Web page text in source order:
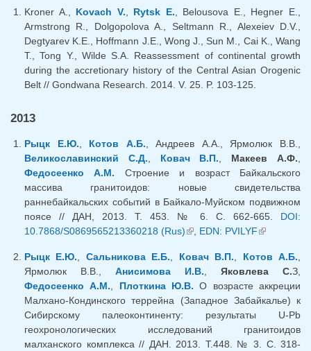
Kroner A., Kovach V. Rytsk E. , Belousova E., Hegner E.,
Armstrong R., Dolgopolova A., Seltmann R., Alexeiev D.V.,
Degtyarev K.E., Hoffmann J.E., Wong J., Sun M., Cai K., Wang
T., Tong Y., Wilde S.A. Reassessment of continental growth
during the accretionary history of the Central Asian Orogenic
Belt // Gondwana Research. 2014. V. 25. P. 103-125.
2013
Рыцк Е.Ю., Котов А.Б., Андреев А.А., Ярмолюк В.В.,
Великославинский С.Д., Ковач В.П., Макеев А.Ф.,
Федосеенко А.М. Строение и возраст Байкальского
массива гранитоидов: новые свидетельства
раннебайкальских событий в Байкало-Муйском подвижном
поясе // ДАН, 2013. Т. 453. № 6. С. 662-665. DOI:
10.7868/S0869565213360218 (Rus)(link is external)
, EDN: PVILYF(link is
Рыцк Е.Ю., Сальникова Е.Б., Ковач В.П., Котов А.Б.,
Ярмолюк В.В., Анисимова И.В., Яковлева С.З,
Федосеенко А.М., Плоткина Ю.В. О возрасте аккреции
Малхано-Кондинского террейна (Западное Забайкалье) к
Сибирскому палеоконтиненту: результаты U-Pb
геохронологических исследований гранитоидов
малханского комплекса // ДАН. 2013. Т.448. № 3. С. 318-